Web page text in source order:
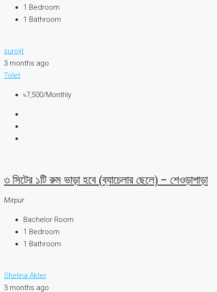
1 Bedroom
1 Bathroom
surojit
3 months ago
Tolet
৳7,500/Monthly
৩ সিটের ১টি রুম ভাড়া হবে (ব্যাচেলার ছেলে) – শেওড়াপাড়া
Mirpur
Bachelor Room
1 Bedroom
1 Bathroom
Shelina Akter
3 months ago